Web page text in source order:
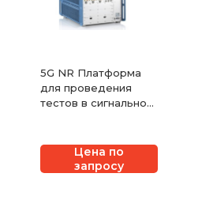
5G NR Платформа
для проведения
тестов в сигнальном
Цена по
запросу